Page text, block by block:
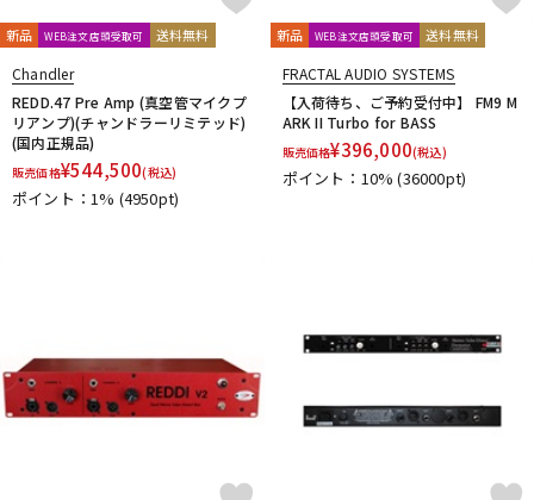
Free The Tone
Freedom Custom Guitar Research
Fret-Ware
FRIEDMAN friendly fire Fx
FRYER GUITARS
FUCHS
G
G2D Gamechanger | Audio
GRACE design
GREAT EASTERN FX GRECO
Greenchild
Greer Amps
Greuter Audio Guyatone
I-J
Ibanez idea sound product
Jackson Audio
新品 WEB注文店頭受取可 送料無料
Chandler
REDD.47 Pre Amp (真空管マイクプ
リアンプ)(チャンドラーリミテッド)
(国内正規品)
販売価格¥544,500(税込)
ポイント：1% (4950pt)
新品 WEB注文店頭受取可 送料無料
FRACTAL AUDIO SYSTEMS
【入荷待ち、ご予約受付中】 FM9 M
ARK II Turbo for BASS
販売価格¥396,000(税込)
ポイント：10%(36000pt)